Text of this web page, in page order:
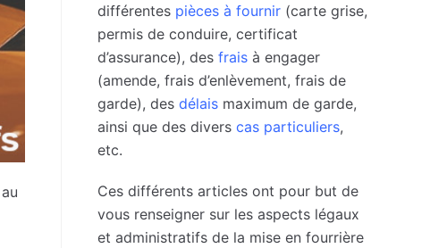
différentes pièces à fournir (carte grise,
permis de conduire, certificat
d’assurance), des frais à engager
(amende, frais d’enlèvement, frais de
garde), des délais maximum de garde,
ainsi que des divers cas particuliers,
etc.
Ces différents articles ont pour but de
vous renseigner sur les aspects légaux
et administratifs de la mise en fourrière